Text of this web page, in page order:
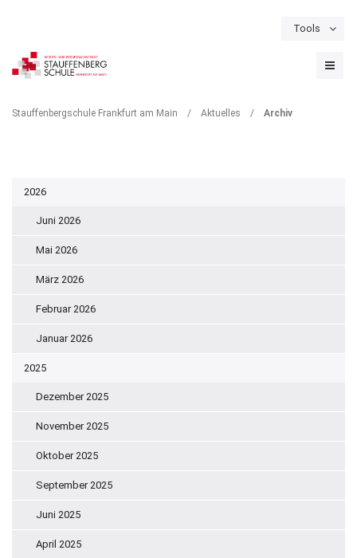
Tools
Schulportal Termine
Stauffenbergschule Frankfurt am Main / Aktuelles / Archiv
2026
Juni 2026
Mai 2026
März 2026
Februar 2026
Januar 2026
2025
Dezember 2025
November 2025
Oktober 2025
September 2025
Juni 2025
April 2025